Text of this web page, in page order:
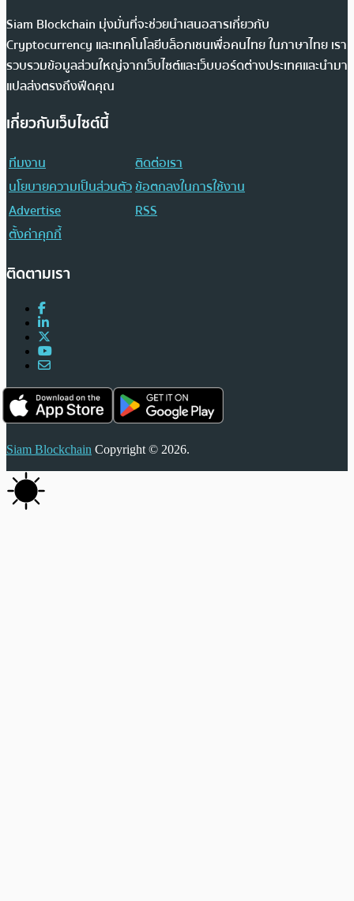
Siam Blockchain มุ่งมั่นที่จะช่วยนำเสนอสารเกี่ยวกับ
Cryptocurrency และเทคโนโลยีบล็อกเชนเพื่อคนไทย ในภาษาไทย เรา
รวบรวมข้อมูลส่วนใหญ่จากเว็บไซต์และเว็บบอร์ดต่างประเทศและนำมา
แปลส่งตรงถึงฟีดคุณ
เกี่ยวกับเว็บไซต์นี้
ทีมงาน
ติดต่อเรา
นโยบายความเป็นส่วนตัวข้อตกลงในการใช้งาน
Advertise
RSS
ตั้งค่าคุกกี้
ติดตามเรา
Siam Blockchain Copyright © 2026.